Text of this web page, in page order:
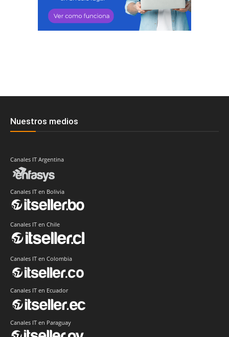
Nuestros medios
Canales IT Argentina
Canales IT en Bolivia
Canales IT en Chile
Canales IT en Colombia
Canales IT en Ecuador
Canales IT en Paraguay